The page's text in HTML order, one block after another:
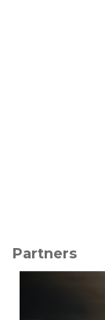
Partners